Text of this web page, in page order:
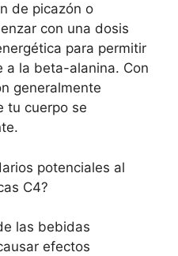
de picazón o
con una dosis
para permitir
a la beta-alanina. Con
generalmente
tu cuerpo se
potenciales al
C4?
las bebidas
efectos